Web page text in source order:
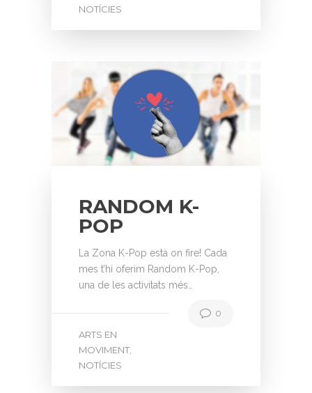
NOTÍCIES
RANDOM K-
POP
La Zona K-Pop està on fire! Cada
mes t’hi oferim Random K-Pop,
una de les activitats més…
ARTS EN
MOVIMENT,
NOTÍCIES
0